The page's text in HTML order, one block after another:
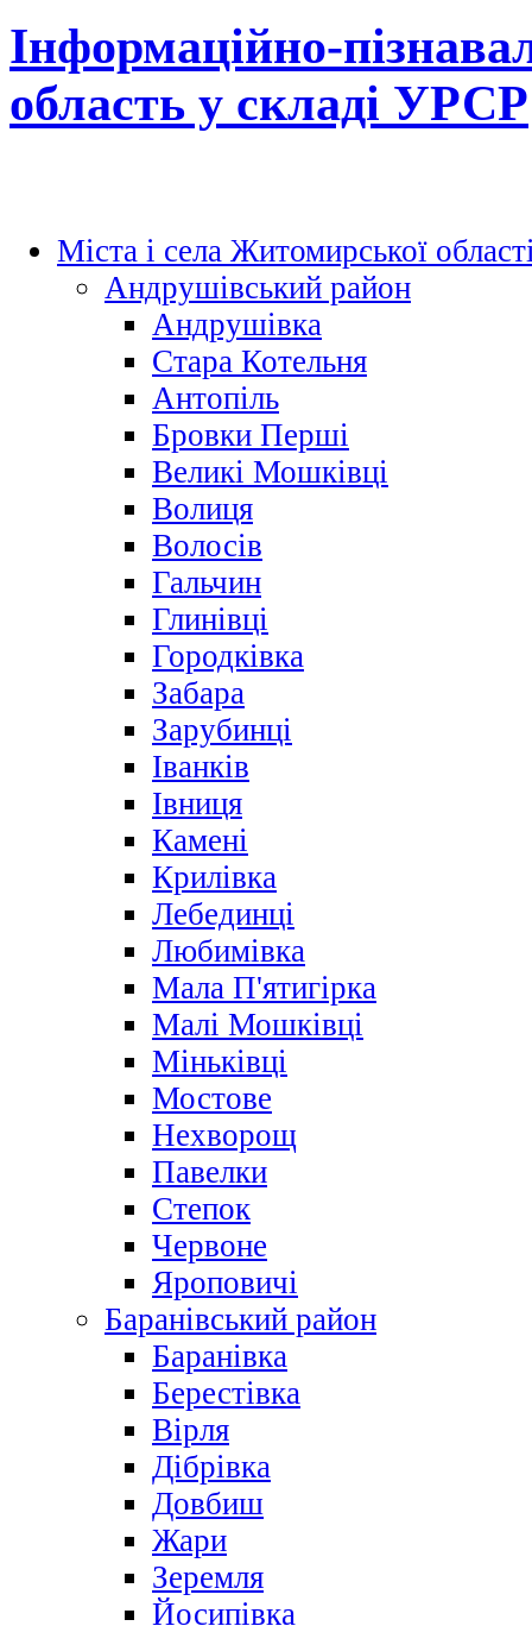
Інформаційно-
область у складі УРСР
Міста і села Житомирської
Андрушівський район
Андрушівка
Стара Котельня
Антопіль
Бровки Перші
Великі Мошківці
Волиця
Волосів
Гальчин
Глинівці
Городківка
Забара
Зарубинці
Іванків
Івниця
Камені
Крилівка
Лебединці
Любимівка
Мала П'ятигірка
Малі Мошківці
Міньківці
Мостове
Нехворощ
Павелки
Степок
Червоне
Яроповичі
Баранівський район
Баранівка
Берестівка
Вірля
Дібрівка
Довбиш
Жари
Зеремля
Йосипівка